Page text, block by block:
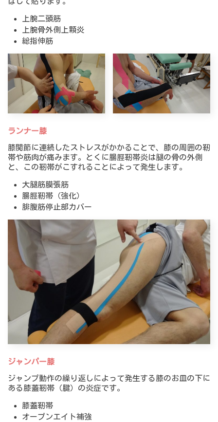
上腕二頭筋
上腕骨外側上顆炎
総指伸筋
ランナー膝
膝関節に連続したストレスがかかることで、膝の周囲の靭
帯や筋肉が痛みます。とくに腸脛靭帯炎は腿の骨の外側
と、この靭帯がこすれることによって発生します。
大腿筋膜張筋
腸脛靭帯（強化）
腓腹筋停止部カバー
ジャンパー膝
ジャンプ動作の繰り返しによって発生する膝のお皿の下に
ある膝蓋靭帯（腱）の炎症です。
膝蓋靭帯
オープンエイト補強